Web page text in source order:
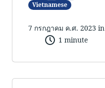
Vietnamese
7 กรกฎาคม ค.ศ. 2023 in
1 minute